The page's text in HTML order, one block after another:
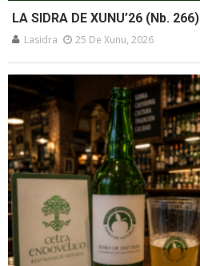
LA SIDRA DE XUNU’26 (Nb. 266)
Lasidra 25 De Xunu, 2026